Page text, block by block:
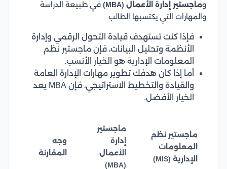
وماجستير إدارة الأعمال (MBA)
في طبيعة الدراسة
والمهارات التي يكتسبها الطالب.
فإذا كنت تستهدف قيادة التحول الرقمي وإدارة
الأنظمة وتحليل البيانات، فإن ماجستير نظم
المعلومات الإدارية هو الخيار الأنسب.
أما إذا كان هدفك تطوير مهارات الإدارة العامة
والقيادة والتخطيط الاستراتيجي، فإن MBA يعد
الخيار الأفضل.
ماجستير نظم
المعلومات
الإدارية (MIS)
ماجستير
إدارة
الأعمال
(MBA)
وجه
المقارنة